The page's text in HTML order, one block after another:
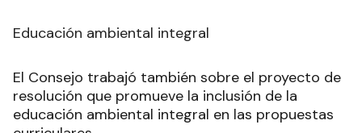
Educación ambiental integral
El Consejo trabajó también sobre el proyecto de
resolución que promueve la inclusión de la
educación ambiental integral en las propuestas